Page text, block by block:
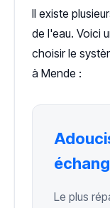
Il existe
de l'eau. Voici
choisir le
à Mende :
Le plus